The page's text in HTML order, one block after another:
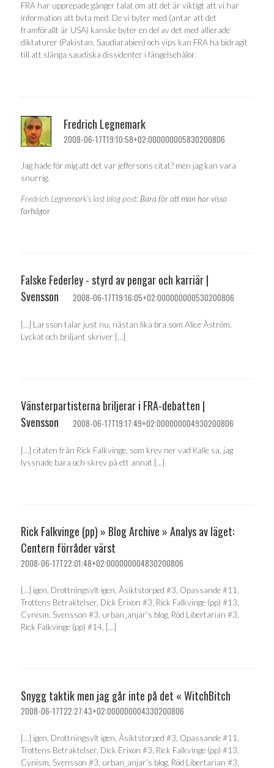
FRA har upprepade gånger talat om att det är viktigt att vi har
information att byta med. De vi byter med (antar att det
framförallt är USA) kanske byter en del av det med allierade
diktaturer (Pakistan, Saudiarabien) och vips kan FRA ha bidragit
till att slänga saudiska dissidenter i fängelsehålor.
Fredrich Legnemark
2008-06-17T19:10:58+02:000000005830200806
Jag hade för mig att det var jeffersons citat? men jag kan vara
snurrig.
Fredrich Legnemark’s last blog post: Bara för att man har vissa
farhågor
Falske Federley - styrd av pengar och karriär |
Svensson
2008-06-17T19:16:05+02:000000000530200806
[…] Larsson talar just nu, nästan lika bra som Alice Åström.
Lyckat och briljant skriver […]
Vänsterpartisterna briljerar i FRA-debatten |
Svensson
2008-06-17T19:17:49+02:000000004930200806
[…] citaten från Rick Falkvinge, som krev ner vad Kalle sa, jag
lyssnade bara och skrev på ett annat […]
Rick Falkvinge (pp) » Blog Archive » Analys av läget:
Centern förråder värst
2008-06-17T22:01:48+02:000000004830200806
[…] igen, Drottningsylt igen, Åsiktstorped #3, Opassande #11,
Trottens Betraktelser, Dick Erixon #3, Rick Falkvinge (pp) #13,
Cynism, Svensson #3, urban_anjar’s blog, Röd Libertarian #3,
Rick Falkvinge (pp) #14, […]
Snygg taktik men jag går inte på det « WitchBitch
2008-06-17T22:27:43+02:000000004330200806
[…] igen, Drottningsylt igen, Åsiktstorped #3, Opassande #11,
Trottens Betraktelser, Dick Erixon #3, Rick Falkvinge (pp) #13,
Cynism, Svensson #3, urban_anjar’s blog, Röd Libertarian #3,